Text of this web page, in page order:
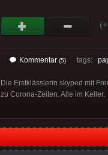
Kommentar (5) tags:
Die Erstklässlerin skyped mit
zu Corona-Zeiten. Alle im Keller.